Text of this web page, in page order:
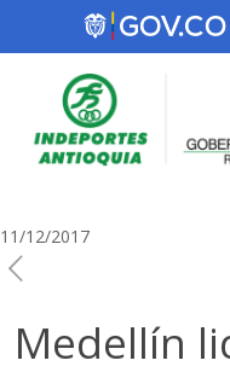
11/12/2017
Medellín